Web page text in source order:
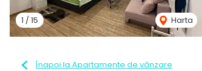
1 /15 Harta
Înapoi la Apartamente de vânzare